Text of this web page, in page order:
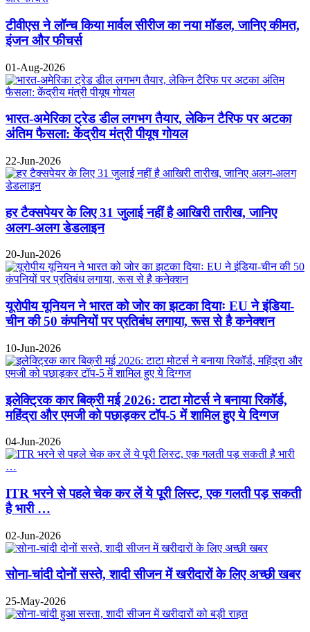
टीवीएस ने लॉन्च किया मार्वल सीरीज का नया मॉडल, जानिए कीमत,
इंजन और फीचर्स
01-Aug-2026
भारत-अमेरिका ट्रेड डील लगभग तैयार, लेकिन टैरिफ पर अटका
अंतिम फैसला: केंद्रीय मंत्री पीयूष गोयल
22-Jun-2026
हर टैक्सपेयर के लिए 31 जुलाई नहीं है आखिरी तारीख, जानिए
अलग-अलग डेडलाइन
20-Jun-2026
यूरोपीय यूनियन ने भारत को जोर का झटका दियाः EU ने इंडिया-
चीन की 50 कंपनियों पर प्रतिबंध लगाया, रूस से है कनेक्शन
10-Jun-2026
इलेक्ट्रिक कार बिक्री मई 2026: टाटा मोटर्स ने बनाया रिकॉर्ड,
महिंद्रा और एमजी को पछाड़कर टॉप-5 में शामिल हुए ये दिग्गज
04-Jun-2026
ITR भरने से पहले चेक कर लें ये पूरी लिस्ट, एक गलती पड़ सकती
है भारी …
02-Jun-2026
सोना-चांदी दोनों सस्ते, शादी सीजन में खरीदारों के लिए अच्छी खबर
25-May-2026